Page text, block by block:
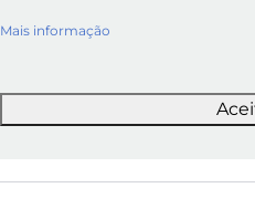
Mais informação